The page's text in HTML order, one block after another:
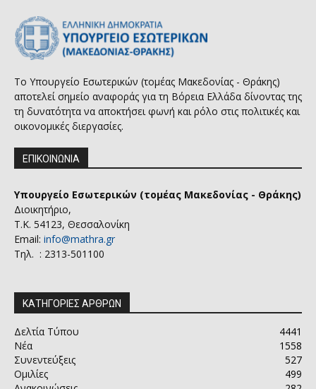
Το Υπουργείο Εσωτερικών (τομέας Μακεδονίας - Θράκης)
αποτελεί σημείο αναφοράς για τη Βόρεια Ελλάδα δίνοντας της
τη δυνατότητα να αποκτήσει φωνή και ρόλο στις πολιτικές και
οικονομικές διεργασίες.
ΕΠΙΚΟΙΝΩΝΙΑ
Υπουργείο Εσωτερικών (τομέας Μακεδονίας - Θράκης)
Διοικητήριο,
Τ.Κ. 54123, Θεσσαλονίκη
Email: info@mathra.gr
Τηλ. : 2313-501100
ΚΑΤΗΓΟΡΙΕΣ ΑΡΘΡΩΝ
Δελτία Τύπου
4441
Νέα
1558
Συνεντεύξεις
527
Ομιλίες
499